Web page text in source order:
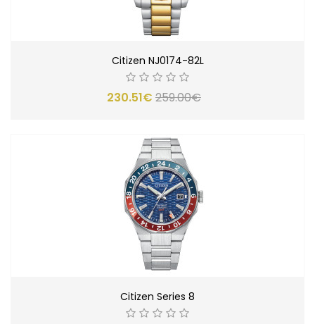
Citizen NJ0174-82L
230.51€ 259.00€
Citizen Series 8